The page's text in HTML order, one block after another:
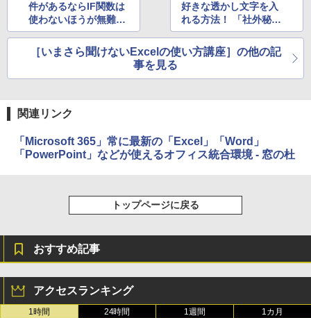
￥1,292
FM TOWNS ハイパー・カタログ: 本体ハ
ードウェア・市販ソフトウェアのパーフ
ェクトリストと最新エミュレータ紹介
Amazon Kindle Colorsoft | 16GBストレ
ージ、防水、7インチカラーディスプレ
イ、色調調節ライト、最大8週間持続バッ
テリー、広告無し、ブラック (2025年発
売)
￥31,980
レージ、ノート機能搭載、明るさ自動調
整、色調調節ライト、プレミアムペン付
￥115,980
件があるならIF関数は
使わないほうが無難！
IFSを活用しよう
好きな透かし文字を入
れる方法！ 「社外秘」
「Draft」など自由自在
［いまさら聞けないExcelの使い方講座］の他の記
事を見る
関連リンク
「Microsoft 365」常に最新の「Excel」「Word」
「PowerPoint」などが使えるオフィス統合環境 - 窓の杜
トップページに戻る
おすすめ記事
アクセスランキング
1時間 24時間 1週間 1カ月